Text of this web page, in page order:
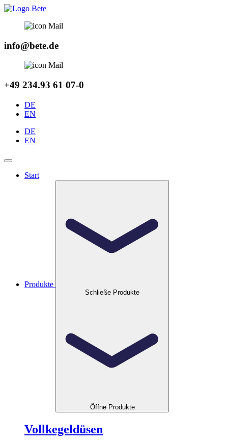
Zum
springen
info@bete.de
+49 234.93 61 07-0
DE
EN
DE
EN
Start
Produkte
Schließe Produkte
Öffne Produkte
Vollkegeldüsen